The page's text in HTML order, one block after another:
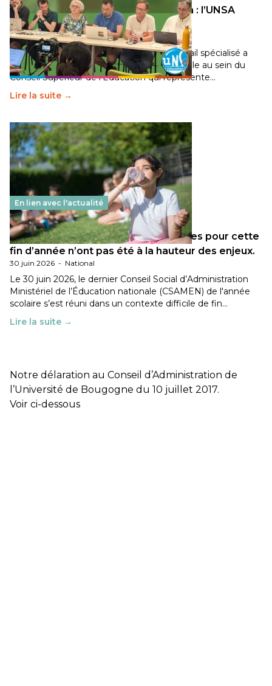
Transition écologique de l’éducation : l’UNSA
Éducation fait bouger les lignes
30 juin 2026-National
Pendant plusieurs mois, un groupe de travail spécialisé a
travaillé sur la transition écologique de l’Ecole au sein du
Conseil Supérieur de l’Éducation qui représente…
Lire la suite →
En lien avec l'actualité
Les décisions ministérielles attendues pour cette
fin d’année n’ont pas été à la hauteur des enjeux.
30 juin 2026 - National
Le 30 juin 2026, le dernier Conseil Social d’Administration
Ministériel de l’Éducation nationale (CSAMEN) de l'année
scolaire s’est réuni dans un contexte difficile de fin…
Lire la suite →
Notre délaration au Conseil d’Administration de
l’Université de Bougogne du 10 juillet 2017.
Voir ci-dessous